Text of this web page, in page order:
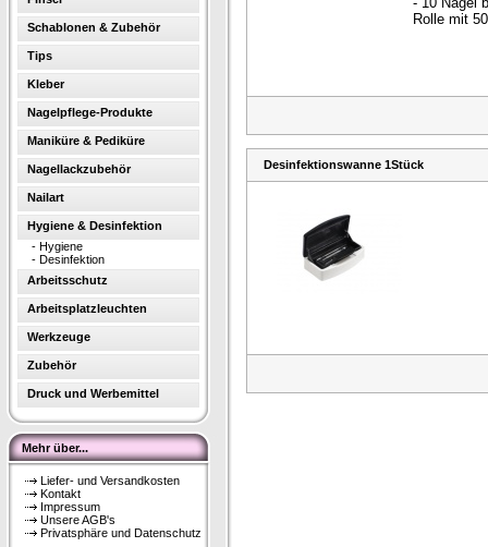
Schablonen & Zubehör
Tips
Kleber
Nagelpflege-Produkte
Maniküre & Pediküre
Nagellackzubehör
Nailart
Hygiene & Desinfektion
- Hygiene
- Desinfektion
Arbeitsschutz
Arbeitsplatzleuchten
Werkzeuge
Zubehör
Druck und Werbemittel
Mehr über...
Liefer- und Versandkosten
Kontakt
Impressum
Unsere AGB's
Privatsphäre und Datenschutz
Rolle mit
Desinfektionswanne 1Stück